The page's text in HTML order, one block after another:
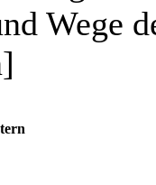
Wege